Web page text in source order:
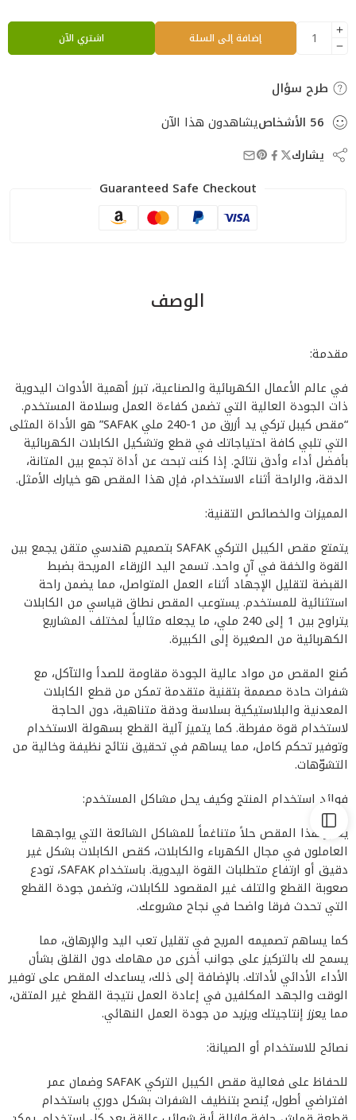
إضافة إلى السلة اشتري الآن
طرح سؤال
56 الأشخاصيشاهدون هذا الآن
يشارك
Guaranteed Safe Checkout
الوصف
مقدمة:
في عالم الأعمال الكهربائية والصناعية، تبرز أهمية الأدوات اليدوية
ذات الجودة العالية التي تضمن كفاءة العمل وسلامة المستخدم.
“مقص كيبل تركي يد أزرق من 1-240 ملي SAFAK” هو الأداة المثلى
التي تلبي كافة احتياجاتك في قطع وتشكيل الكابلات الكهربائية
بأفضل أداء وأدق نتائج. إذا كنت تبحث عن أداة تجمع بين المتانة،
الدقة، والراحة أثناء الاستخدام، فإن هذا المقص هو خيارك الأمثل.
المميزات والخصائص التقنية:
يتمتع مقص الكيبل التركي SAFAK بتصميم هندسي متقن يجمع بين
القوة والخفة في آنٍ واحد. تسمح اليد الزرقاء المريحة بضبط
القبضة لتقليل الإجهاد أثناء العمل المتواصل، مما يضمن راحة
استثنائية للمستخدم. يستوعب المقص نطاق قياسي من الكابلات
يتراوح بين 1 إلى 240 ملي، ما يجعله مثالياً لمختلف المشاريع
الكهربائية من الصغيرة إلى الكبيرة.
صُنع المقص من مواد عالية الجودة مقاومة للصدأ والتآكل، مع
شفرات حادة مصممة بتقنية متقدمة تمكن من قطع الكابلات
المعدنية والبلاستيكية بسلاسة ودقة متناهية، دون الحاجة
لاستخدام قوة مفرطة. كما يتميز آلية القطع بسهولة الاستخدام
وتوفير تحكم كامل، مما يساهم في تحقيق نتائج نظيفة وخالية من
التشوّهات.
فوائد استخدام المنتج وكيف يحل مشاكل المستخدم:
يعتبر هذا المقص حلاً متناغماً للمشاكل الشائعة التي يواجهها
العاملون في مجال الكهرباء والكابلات، كقص الكابلات بشكل غير
دقيق أو ارتفاع متطلبات القوة اليدوية. باستخدام SAFAK، تودع
صعوبة القطع والتلف غير المقصود للكابلات، وتضمن جودة القطع
التي تحدث فرقا واضحا في نجاح مشروعك.
كما يساهم تصميمه المريح في تقليل تعب اليد والإرهاق، مما
يسمح لك بالتركيز على جوانب أخرى من مهامك دون القلق بشأن
الأداء الأدائي لأداتك. بالإضافة إلى ذلك، يساعدك المقص على توفير
الوقت والجهد المكلفين في إعادة العمل نتيجة القطع غير المتقن،
مما يعزز إنتاجيتك ويزيد من جودة العمل النهائي.
نصائح للاستخدام أو الصيانة:
للحفاظ على فعالية مقص الكيبل التركي SAFAK وضمان عمر
افتراضي أطول، يُنصح بتنظيف الشفرات بشكل دوري باستخدام